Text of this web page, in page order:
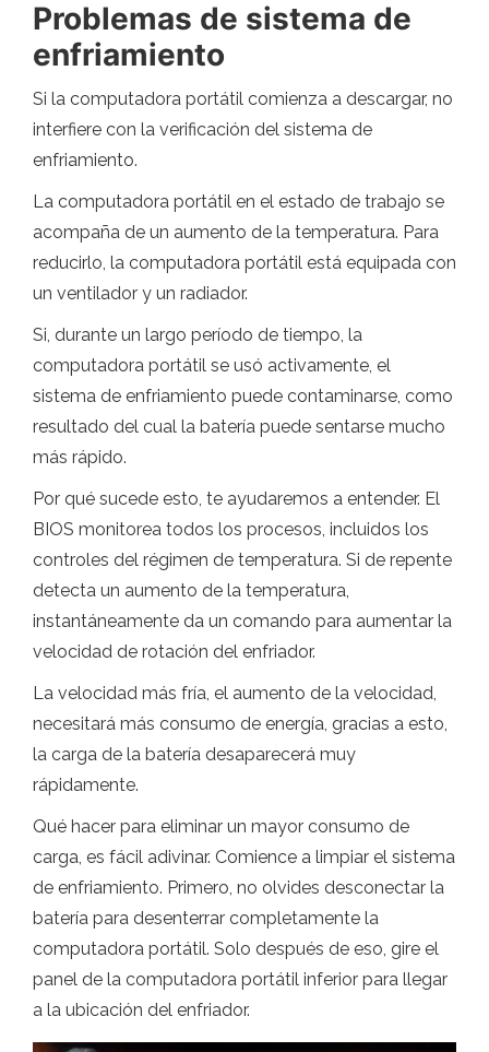
Problemas de sistema de
enfriamiento
Si la computadora portátil comienza a descargar, no
interfiere con la verificación del sistema de
enfriamiento.
La computadora portátil en el estado de trabajo se
acompaña de un aumento de la temperatura. Para
reducirlo, la computadora portátil está equipada con
un ventilador y un radiador.
Si, durante un largo período de tiempo, la
computadora portátil se usó activamente, el
sistema de enfriamiento puede contaminarse, como
resultado del cual la batería puede sentarse mucho
más rápido.
Por qué sucede esto, te ayudaremos a entender. El
BIOS monitorea todos los procesos, incluidos los
controles del régimen de temperatura. Si de repente
detecta un aumento de la temperatura,
instantáneamente da un comando para aumentar la
velocidad de rotación del enfriador.
La velocidad más fría, el aumento de la velocidad,
necesitará más consumo de energía, gracias a esto,
la carga de la batería desaparecerá muy
rápidamente.
Qué hacer para eliminar un mayor consumo de
carga, es fácil adivinar. Comience a limpiar el sistema
de enfriamiento. Primero, no olvides desconectar la
batería para desenterrar completamente la
computadora portátil. Solo después de eso, gire el
panel de la computadora portátil inferior para llegar
a la ubicación del enfriador.